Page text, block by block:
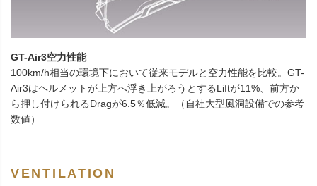
GT-Air3空力性能
100km/h相当の環境下において従来モデルと空力性能を比較。GT-
Air3はヘルメットが上方へ浮き上がろうとするLiftが11%、前方か
ら押し付けられるDragが6.5％低減。（自社大型風洞設備での参考
数値）
VENTILATION